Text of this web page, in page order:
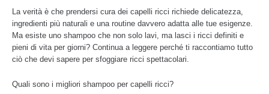
La verità è che prendersi cura dei capelli ricci richiede delicatezza,
ingredienti più naturali e una routine davvero adatta alle tue esigenze.
Ma esiste uno shampoo che non solo lavi, ma lasci i ricci definiti e
pieni di vita per giorni? Continua a leggere perché ti raccontiamo tutto
ciò che devi sapere per sfoggiare ricci spettacolari.
Quali sono i migliori shampoo per capelli ricci?